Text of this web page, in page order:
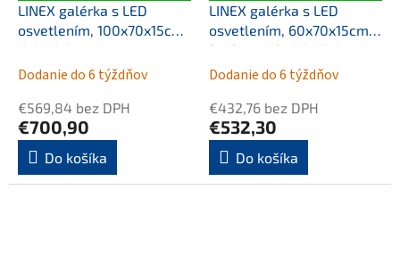
LINEX galérka s LED
osvetlením, 100x70x15cm,
dub Alabama
Dodanie do 6 týždňov
€569,84 bez DPH
€700,90
Do košíka
LINEX galérka s LED
osvetlením, 60x70x15cm,
ľavá/pravá, dub Alabama
Dodanie do 6 týždňov
€432,76 bez DPH
€532,30
Do košíka